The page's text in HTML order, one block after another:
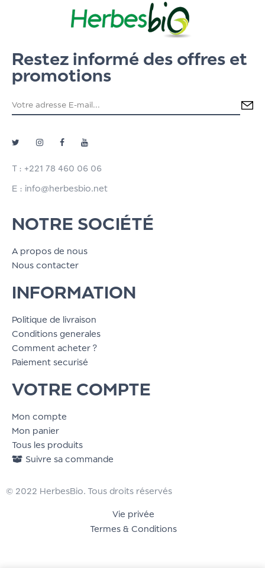
Restez informé des offres et
promotions
T : +221 78 460 06 06
E : info@herbesbio.net
NOTRE SOCIÉTÉ
A propos de nous
Nous contacter
INFORMATION
Politique de livraison
Conditions generales
Comment acheter ?
Paiement securisé
VOTRE COMPTE
Mon compte
Mon panier
Tous les produits
Suivre sa commande
© 2022 HerbesBio. Tous droits réservés
Vie privée
Termes & Conditions